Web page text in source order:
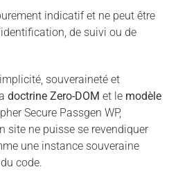
indicatif et ne peut être
de suivi ou de
souveraineté et
doctrine Zero-DOM et le modèle
Secure Passgen WP,
site ne puisse se revendiquer
une instance souveraine
code.